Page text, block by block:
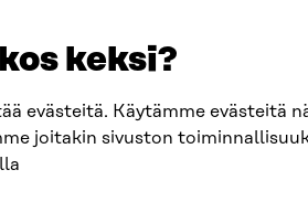
keksi?
evästeitä. Käytämme evästeitä
joitakin sivuston